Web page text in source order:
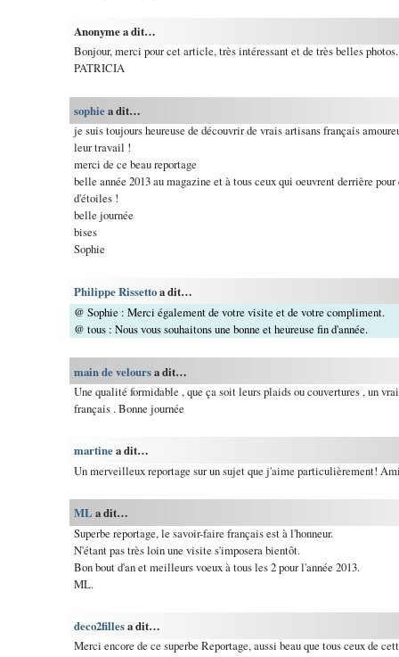
Anonyme a dit…
Bonjour, merci pour cet article, très intéressant et de très belles photos.
PATRICIA
sophiea dit…
je suis toujours heureuse de découvrir de vrais artisans français
leur travail !
merci de ce beau reportage
belle année 2013 au magazine et à tous ceux qui oeuvrent derrière
d'étoiles !
belle journée
bises
Sophie
Philippe Rissettoa dit…
@ Sophie : Merci également de votre visite et de votre compliment.
@ tous : Nous vous souhaitons une bonne et heureuse fin d'année.
main de veloursa dit…
Une qualité formidable , que ça soit leurs plaids ou couvertures , un
français . Bonne journée
martinea dit…
Un merveilleux reportage sur un sujet que j'aime particulièrement!
ML a dit…
Superbe reportage, le savoir-faire français est à l'honneur.
N'étant pas très loin une visite s'imposera bientôt.
Bon bout d'an et meilleurs voeux à tous les 2 pour l'année 2013.
ML.
deco2fillesa dit…
Merci encore de ce superbe Reportage, aussi beau que tous ceux de